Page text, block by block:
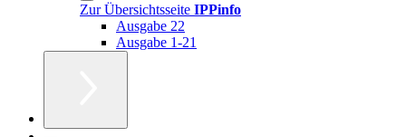
Zur Übersichtsseite IPPinfo
Ausgabe 22
Ausgabe 1-21